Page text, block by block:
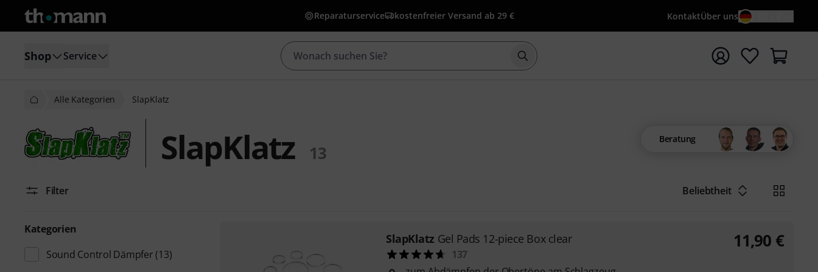
Reparaturservice kostenfreier Versand ab 29 € KontaktÜber uns
Shop Service Suche mit Suchwort {searchTerm} starten
Alle Kategorien SlapKlatz
SlapKlatz 13
Beratung
Filter Beliebtheit
Kategorien
Sound Control Dämpfer (13)
SlapKlatz Gel Pads 12-piece Box clear
137
11,90 €